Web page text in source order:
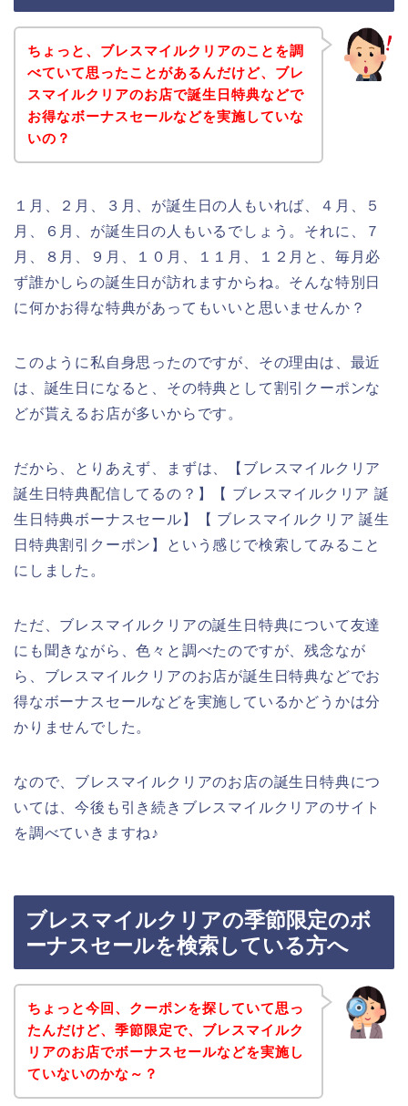
ちょっと、ブレスマイルクリアのことを調
べていて思ったことがあるんだけど、ブレ
スマイルクリアのお店で誕生日特典などで
お得なボーナスセールなどを実施していな
いの？
１月、２月、３月、が誕生日の人もいれば、４月、５
月、６月、が誕生日の人もいるでしょう。それに、７
月、８月、９月、１０月、１１月、１２月と、毎月必
ず誰かしらの誕生日が訪れますからね。そんな特別日
に何かお得な特典があってもいいと思いませんか？
このように私自身思ったのですが、その理由は、最近
は、誕生日になると、その特典として割引クーポンな
どが貰えるお店が多いからです。
だから、とりあえず、まずは、【ブレスマイルクリア
誕生日特典配信してるの？】【 ブレスマイルクリア 誕
生日特典ボーナスセール】【 ブレスマイルクリア 誕生
日特典割引クーポン】という感じで検索してみること
にしました。
ただ、ブレスマイルクリアの誕生日特典について友達
にも聞きながら、色々と調べたのですが、残念なが
ら、ブレスマイルクリアのお店が誕生日特典などでお
得なボーナスセールなどを実施しているかどうかは分
かりませんでした。
なので、ブレスマイルクリアのお店の誕生日特典につ
いては、今後も引き続きブレスマイルクリアのサイト
を調べていきますね♪
ブレスマイルクリアの季節限定のボ
ーナスセールを検索している方へ
ちょっと今回、クーポンを探していて思っ
たんだけど、季節限定で、ブレスマイルク
リアのお店でボーナスセールなどを実施し
ていないのかな～？